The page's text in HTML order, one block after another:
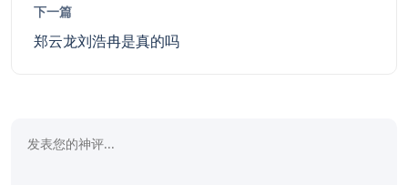
下一篇
郑云龙刘浩冉是真的吗